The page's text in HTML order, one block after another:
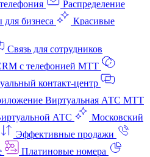
Распределение
бизнеса
Красивые
Связь для сотрудников
с телефонией МТТ
контакт‑центр
Виртуальная АТС МТТ
АТС
Московский
Эффективные продажи
Платиновые номера